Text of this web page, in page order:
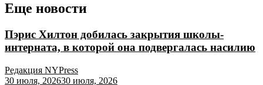
Еще новости
Пэрис Хилтон добилась закрытия школы-
интерната, в которой она подвергалась насилию
Редакция NYPress
30 июля, 202630 июля, 2026